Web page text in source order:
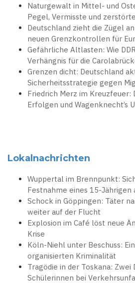
Naturgewalt in Mittel- und
Pegel, Vermisste und
Deutschland zieht die Zügel
neuen Grenzkontrollen für
Gefährliche Altlasten: Wie
Verhängnis für die
Grenzen dicht: Deutschland
Sicherheitsstrategie gegen
Friedrich Merz im Kreuzfeuer:
Erfolgen und Wagenknecht’s
Lokalnachrichten
Wuppertal im Brennpunkt:
Festnahme eines 15-Jährigen
Schock in Göppingen: Täter
weiter auf der Flucht
Explosion im Café löst neue
Krise
Köln-Niehl unter Beschuss:
organisierten Kriminalität
Tragödie in der Toskana: Zwei
Schülerinnen bei